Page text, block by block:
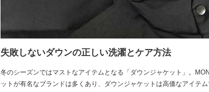
失敗しないダウンの正しい洗濯とケア方法
冬のシーズンではマストなアイテムとなる「ダウンジャケット」。
ットが有名なブランドは多くあり、ダウンジャケットは高価なアイテ